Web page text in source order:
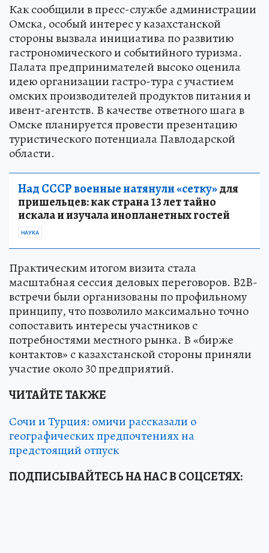
Как сообщили в пресс-службе администрации
Омска, особый интерес у казахстанской
стороны вызвала инициатива по развитию
гастрономического и событийного туризма.
Палата предпринимателей высоко оценила
идею организации гастро-тура с участием
омских производителей продуктов питания и
ивент-агентств. В качестве ответного шага в
Омске планируется провести презентацию
туристического потенциала Павлодарской
области.
Над СССР военные натянули «сетку»для
пришельцев: как страна 13 лет тайно
искала и изучала инопланетных гостей
НАУКА
Практическим итогом визита стала
масштабная сессия деловых переговоров. B2B-
встречи были организованы по профильному
принципу, что позволило максимально точно
сопоставить интересы участников с
потребностями местного рынка. В «бирже
контактов» с казахстанской стороны приняли
участие около 30 предприятий.
ЧИТАЙТЕ ТАКЖЕ
Сочи и Турция: омичи рассказали о
географических предпочтениях на
предстоящий отпуск
ПОДПИСЫВАЙТЕСЬ НА НАС В СОЦСЕТЯХ: